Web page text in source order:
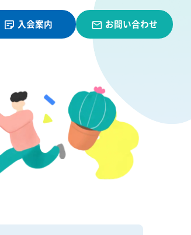
入会案内 お問い合わせ